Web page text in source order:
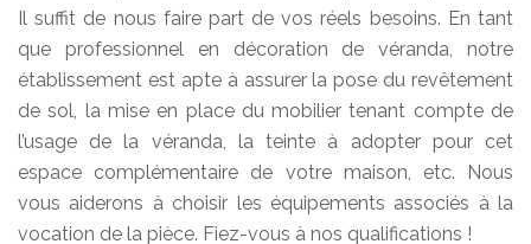
Il suffit de nous faire part de vos réels besoins. En tant
que professionnel en décoration de véranda, notre
établissement est apte à assurer la pose du revêtement
de sol, la mise en place du mobilier tenant compte de
l’usage de la véranda, la teinte à adopter pour cet
espace complémentaire de votre maison, etc. Nous
vous aiderons à choisir les équipements associés à la
vocation de la pièce. Fiez-vous à nos qualifications !